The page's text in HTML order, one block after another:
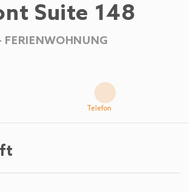
Suite 148
FERIENWOHNUNG
Telefon